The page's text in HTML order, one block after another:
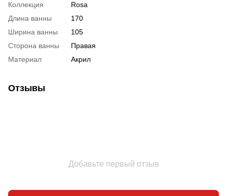
Коллекция
Rosa
Длина ванны
170
Ширина ванны
105
Сторона ванны
Правая
Материал
Акрил
Отзывы
Добавьте первый отзыв